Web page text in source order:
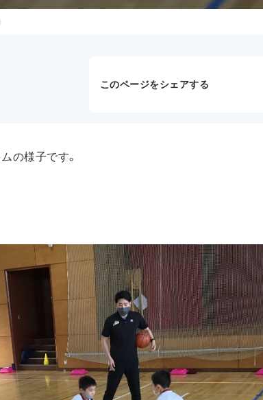
このページをシェアする
の様子です。